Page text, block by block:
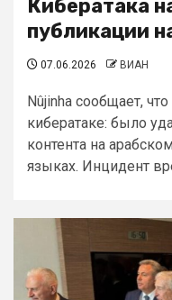
Кибератака
публикации
07.06.2026 ВИАН
Nûjinha сообщает,
кибератаке: было
контента на
языках. Инцидент